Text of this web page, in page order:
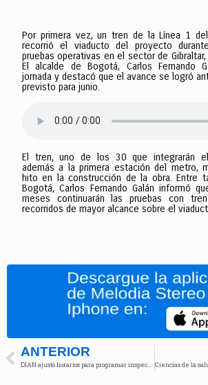
Por primera vez, un tren de la Línea 1
recorrió el viaducto del proyecto
pruebas operativas en el sector de
El alcalde de Bogotá, Carlos Fernando
jornada y destacó que el avance se logró
previsto para junio.
El tren, uno de los 30 que integrarán
además a la primera estación del metro,
hito en la construcción de la obra. Entre
Bogotá, Carlos Fernando Galán informó
meses continuarán las pruebas con
recorridos de mayor alcance sobre el
ANTERIOR